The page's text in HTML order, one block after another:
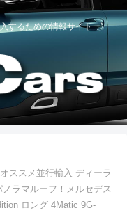
するための情報サイト
オススメ並行輸入 ディーラ
ラマルーフ！メルセデス
ロング 4Matic 9G-